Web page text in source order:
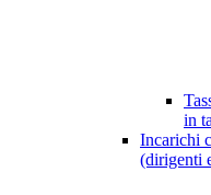
in
Incarichi
(dirigenti